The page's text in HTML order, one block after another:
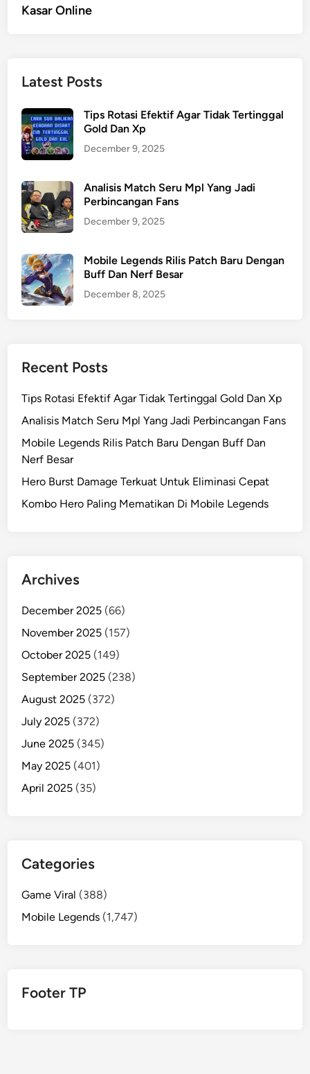
Kasar Online
Latest Posts
Tips Rotasi Efektif Agar Tidak Tertinggal
Gold Dan Xp
December 9, 2025
Analisis Match Seru Mpl Yang Jadi
Perbincangan Fans
December 9, 2025
Mobile Legends Rilis Patch Baru Dengan
Buff Dan Nerf Besar
December 8, 2025
Recent Posts
Tips Rotasi Efektif Agar Tidak Tertinggal Gold Dan Xp
Analisis Match Seru Mpl Yang Jadi Perbincangan Fans
Mobile Legends Rilis Patch Baru Dengan Buff Dan
Nerf Besar
Hero Burst Damage Terkuat Untuk Eliminasi Cepat
Kombo Hero Paling Mematikan Di Mobile Legends
Archives
December 2025 (66)
November 2025 (157)
October 2025 (149)
September 2025 (238)
August 2025 (372)
July 2025 (372)
June 2025 (345)
May 2025 (401)
April 2025 (35)
Categories
Game Viral (388)
Mobile Legends (1,747)
Footer TP